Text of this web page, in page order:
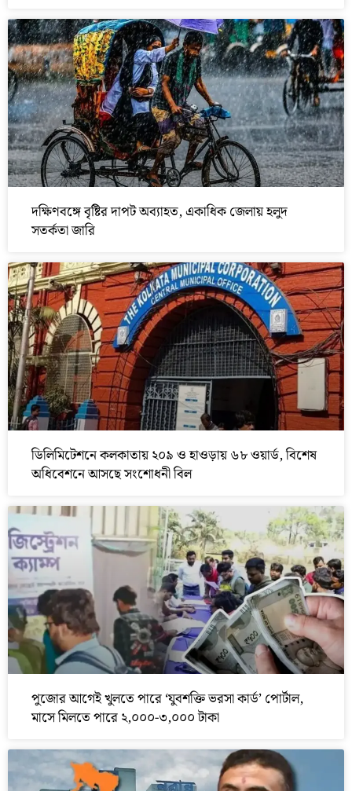
দক্ষিণবঙ্গে বৃষ্টির দাপট অব্যাহত, একাধিক জেলায় হলুদ
সতর্কতা জারি
ডিলিমিটেশনে কলকাতায় ২০৯ ও হাওড়ায় ৬৮ ওয়ার্ড, বিশেষ
অধিবেশনে আসছে সংশোধনী বিল
পুজোর আগেই খুলতে পারে ‘যুবশক্তি ভরসা কার্ড’ পোর্টাল,
মাসে মিলতে পারে ২,০০০-৩,০০০ টাকা